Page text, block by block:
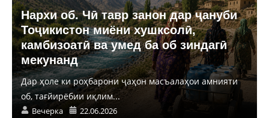
Нархи об. Чӣ тавр занон дар ҷануби
Тоҷикистон миёни хушксолӣ,
камбизоатӣ ва умед ба об зиндагӣ
мекунанд
Дар ҳоле ки роҳбарони ҷаҳон масъалаҳои амнияти
об, тағйирёбии иқлим...
Вечерка 22.06.2026